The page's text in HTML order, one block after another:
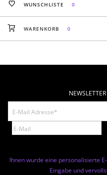
WUNSCHLISTE 0
WARENKORB 0
Ihnen wurde eine personalisierte
Eingabe und